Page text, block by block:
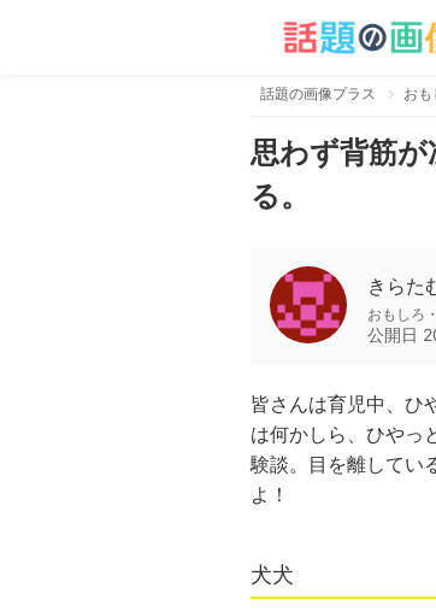
話題の画像プラス お
思わず背筋
る。
きらた
おもしろ
公開日
皆さんは育児中、ひ
は何かしら、ひやっ
験談。目を離してい
よ！
犬犬